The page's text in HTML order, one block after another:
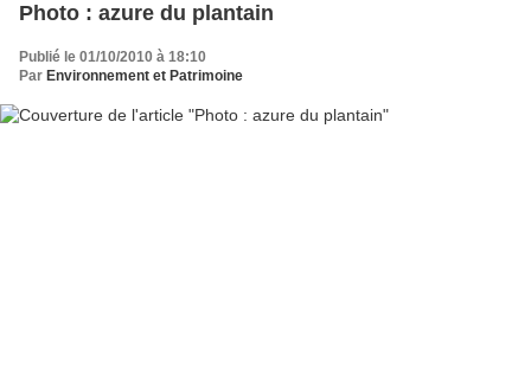
Photo : azure du plantain
Publié le 01/10/2010 à 18:10
Par Environnement et Patrimoine